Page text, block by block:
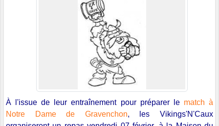
À l'issue de leur entraînement pour préparer le match à
Notre Dame de Gravenchon, les Vikings'N'Caux